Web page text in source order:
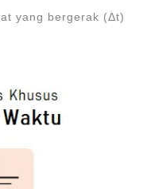
yang bergerak (Δt)